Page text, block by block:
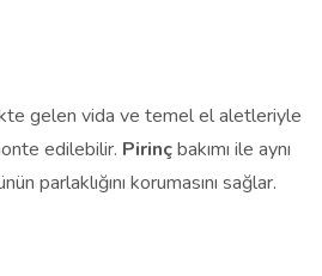
gelen vida ve temel el aletleriyle
edilebilir. Pirinçbakımı ile aynı
parlaklığını korumasını sağlar.